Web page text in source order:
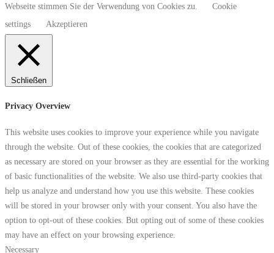
Webseite stimmen Sie der Verwendung von Cookies zu.
Cookie
settings
Akzeptieren
Schließen
Privacy Overview
This website uses cookies to improve your experience while you navigate
through the website. Out of these cookies, the cookies that are categorized
as necessary are stored on your browser as they are essential for the working
of basic functionalities of the website. We also use third-party cookies that
help us analyze and understand how you use this website. These cookies
will be stored in your browser only with your consent. You also have the
option to opt-out of these cookies. But opting out of some of these cookies
may have an effect on your browsing experience.
Necessary